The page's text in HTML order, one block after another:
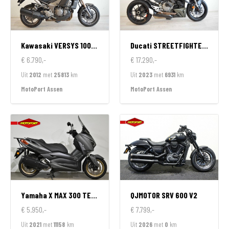
KawasakiVERSYS 1000 ABS
€ 6.790,-
Uit 2012 met 25813 km
MotoPort Assen
Ducati STREETFIGHTER V2
€ 17.290,-
Uit 2023 met 6931 km
MotoPort Assen
YamahaX MAX 300 TECH MAX
€ 5.950,-
Uit 2021 met11158 km
QJMOTOR SRV 600 V2
€ 7.799,-
Uit 2026 met 0 km